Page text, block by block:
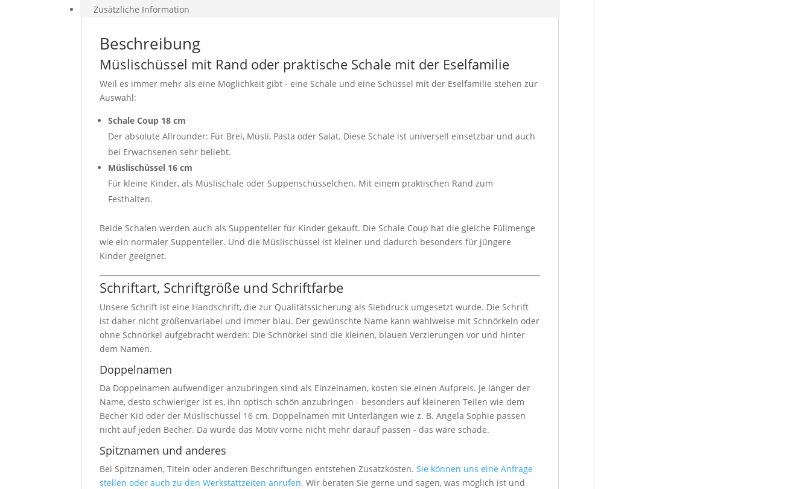
Zusätzliche Information
Beschreibung
Müslischüssel mit Rand oder praktische Schale mit der Eselfamilie
Weil es immer mehr als eine Möglichkeit gibt - eine Schale und eine Schüssel mit der Eselfamilie stehen zur
Auswahl:
Schale Coup 18 cm
Der absolute Allrounder: Für Brei, Müsli, Pasta oder Salat. Diese Schale ist universell einsetzbar und auch
bei Erwachsenen sehr beliebt.
Müslischüssel 16 cm
Für kleine Kinder, als Müslischale oder Suppenschüsselchen. Mit einem praktischen Rand zum
Festhalten.
Beide Schalen werden auch als Suppenteller für Kinder gekauft. Die Schale Coup hat die gleiche Füllmenge
wie ein normaler Suppenteller. Und die Müslischüssel ist kleiner und dadurch besonders für jüngere
Kinder geeignet.
Schriftart, Schriftgröße und Schriftfarbe
Unsere Schrift ist eine Handschrift, die zur Qualitätssicherung als Siebdruck umgesetzt wurde. Die Schrift
ist daher nicht größenvariabel und immer blau. Der gewünschte Name kann wahlweise mit Schnörkeln oder
ohne Schnörkel aufgebracht werden: Die Schnörkel sind die kleinen, blauen Verzierungen vor und hinter
dem Namen.
Doppelnamen
Da Doppelnamen aufwendiger anzubringen sind als Einzelnamen, kosten sie einen Aufpreis. Je länger der
Name, desto schwieriger ist es, ihn optisch schön anzubringen - besonders auf kleineren Teilen wie dem
Becher Kid oder der Müslischüssel 16 cm. Doppelnamen mit Unterlängen wie z. B. Angela Sophie passen
nicht auf jeden Becher. Da würde das Motiv vorne nicht mehr darauf passen - das wäre schade.
Spitznamen und anderes
Bei Spitznamen, Titeln oder anderen Beschriftungen entstehen Zusatzkosten.Sie können uns eine Anfrage
stellen oder auch zu den Werkstattzeiten anrufen. Wir beraten Sie gerne und sagen, was möglich ist und